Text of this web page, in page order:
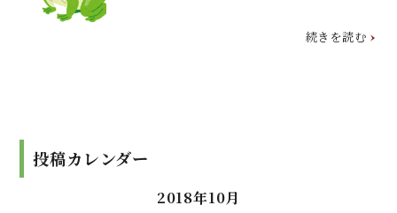
続きを読む
投稿カレンダー
2018年10月